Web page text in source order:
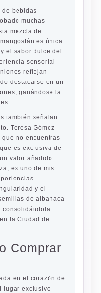
de bebidas
muchas
mezcla de
es única.
el sabor dulce del
sensorial
reflejan
destacarse en un
ganándose la
también señalan
Teresa Gómez
que no encuentras
es exclusiva de
valor añadido.
es uno de mis
y el
de albahaca
consolidándola
la Ciudad de
Comprar
en el corazón de
lugar exclusivo